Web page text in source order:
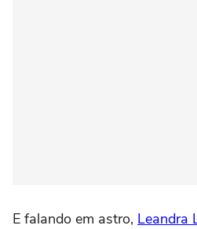
E falando em astro, Leandra